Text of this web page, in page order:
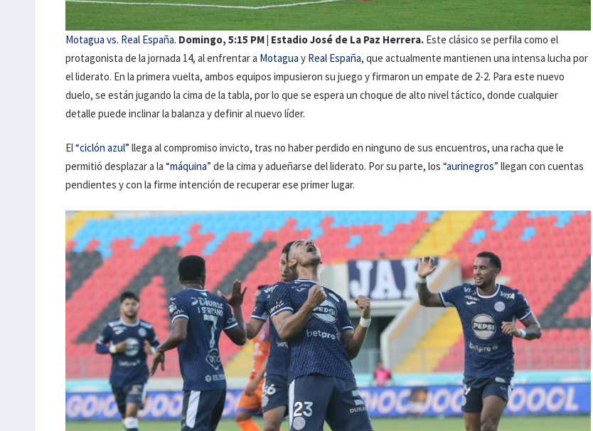
Motagua vs. Real España. Domingo, 5:15 PM | Estadio José de La Paz Herrera. Este clásico se perfila como el
protagonista de la jornada 14, al enfrentar a Motagua y Real España, que actualmente mantienen una intensa lucha por
el liderato. En la primera vuelta, ambos equipos impusieron su juego y firmaron un empate de 2-2. Para este nuevo
duelo, se están jugando la cima de la tabla, por lo que se espera un choque de alto nivel táctico, donde cualquier
detalle puede inclinar la balanza y definir al nuevo líder.
El“ciclón azul” llega al compromiso invicto, tras no haber perdido en ninguno de sus encuentros, una racha que le
permitió desplazar a la “máquina” de la cima y adueñarse del liderato. Por su parte, los “aurinegros” llegan con cuentas
pendientes y con la firme intención de recuperar ese primer lugar.